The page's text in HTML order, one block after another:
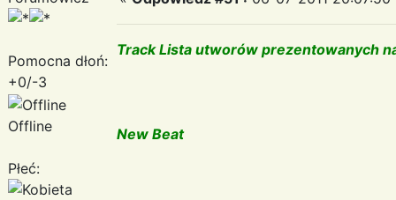
Pomocna dłoń:
+0/-3
Offline
Płeć:
Track Lista utworów prezentowanych
New Beat